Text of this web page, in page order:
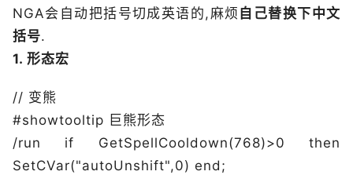
NGA会自动把括号切成英语的,麻烦 自己替换下中文
括号.
1. 形态宏
// 变熊
#showtooltip 巨熊形态
/run if GetSpellCooldown(768)>0 then
SetCVar("autoUnshift",0) end;